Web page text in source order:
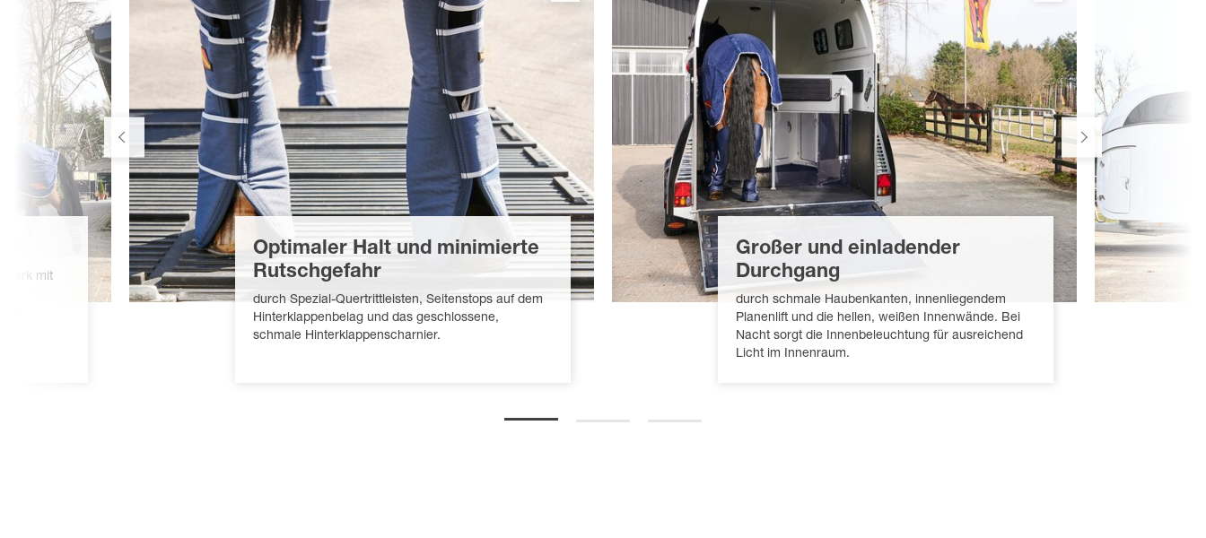
mit
Optimaler Halt und minimierte
Rutschgefahr
durch Spezial-Quertrittleisten, Seitenstops auf dem
Hinterklappenbelag und das geschlossene,
schmale Hinterklappenscharnier.
Großer und einladender
Durchgang
durch schmale Haubenkanten, innenliegendem
Planenlift und die hellen, weißen Innenwände. Bei
Nacht sorgt die Innenbeleuchtung für ausreichend
Licht im Innenraum.